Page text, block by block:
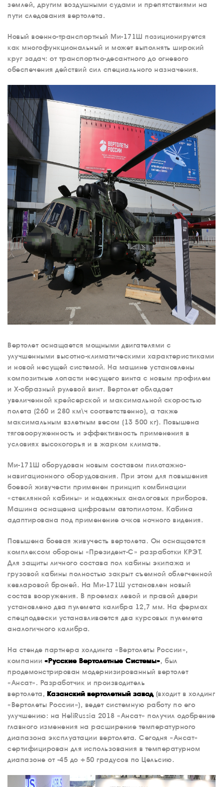
землей, другим воздушными судами и препятствиями на
пути следования вертолета.
Новый военно-транспортный Ми-171Ш позиционируется
как многофункциональный и может выполнять широкий
круг задач: от транспортно-десантного до огневого
обеспечения действий сил специального назначения.
Вертолет оснащается мощными двигателями с
улучшенными высотно-климатическими характеристиками
и новой несущей системой. На машине установлены
композитные лопасти несущего винта с новым профилем
и Х-образный рулевой винт. Вертолет обладает
увеличенной крейсерской и максимальной скоростью
полета (260 и 280 км\ч соответственно), а также
максимальным взлетным весом (13 500 кг). Повышена
тяговооруженность и эффективность применения в
условиях высокогорья и в жарком климате.
Ми-171Ш оборудован новым составом пилотажно-
навигационного оборудования. При этом для повышения
боевой живучести применен принцип комбинации
«стеклянной кабины» и надежных аналоговых приборов.
Машина оснащена цифровым автопилотом. Кабина
адаптирована под применение очков ночного видения.
Повышена боевая живучесть вертолета. Он оснащается
комплексом обороны «Президент-С» разработки КРЭТ.
Для защиты личного состава пол кабины экипажа и
грузовой кабины полностью закрыт съемной облегченной
кевларовой броней. На Ми-171Ш установлен новый
состав вооружения. В проемах левой и правой двери
установлено два пулемета калибра 12,7 мм. На фермах
спецподвески устанавливается два курсовых пулемета
аналогичного калибра.
На стенде партнера холдинга «Вертолеты России»,
компании«Русские Вертолетные Системы», был
продемонстрирован модернизированный вертолет
«Ансат». Разработчик и производитель
вертолета, Казанский вертолетный завод (входит в холдинг
«Вертолеты России»), ведет системную работу по его
улучшению: на HeliRussia 2018 «Ансат» получил одобрение
главного изменения на расширение температурного
диапазона эксплуатации вертолета. Сегодня «Ансат»
сертифицирован для использования в температурном
диапазоне от -45 до +50 градусов по Цельсию.